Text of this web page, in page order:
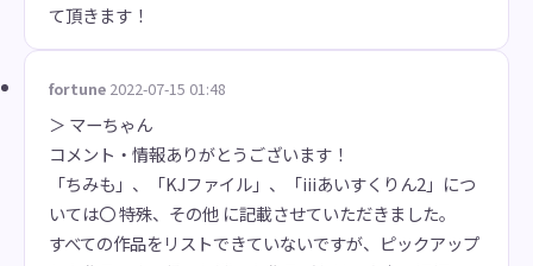
て頂きます！
fortune 2022-07-15 01:48
＞ マーちゃん
コメント・情報ありがとうございます！
「ちみも」、「KJファイル」、「iiiあいすくりん2」につ
いては〇 特殊、その他 に記載させていただきました。
すべての作品をリストできていないですが、ピックアップ